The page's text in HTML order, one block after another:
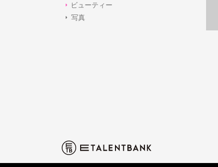
ビューティー
写真